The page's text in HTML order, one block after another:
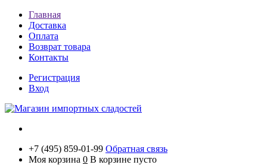
Главная
Доставка
Оплата
Возврат товара
Контакты
Регистрация
Вход
+7 (495) 859-01-99 Обратная связь
Моя корзина 0 В корзине пусто